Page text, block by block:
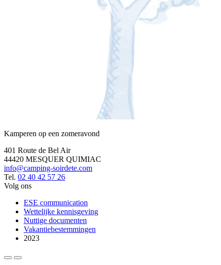
Kamperen op een zomeravond
401 Route de Bel Air
44420 MESQUER QUIMIAC
info@camping-soirdete.com
Tel. 02 40 42 57 26
Volg ons
ESE communication
Wettelijke kennisgeving
Nuttige documenten
Vakantiebestemmingen
2023